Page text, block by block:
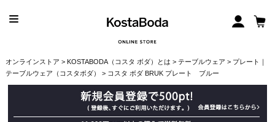
オンラインストア > KOSTABODA（コスタ ボダ）とは > テーブルウェア > プレート｜
テーブルウェア（コスタボダ）
> コスタ ボダ BRUK プレート ブルー